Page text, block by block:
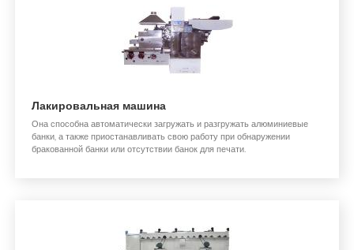
Лакировальная машина
Она способна автоматически загружать и разгружать алюминиевые
банки, а также приостанавливать свою работу при обнаружении
бракованной банки или отсутствии банок для печати.